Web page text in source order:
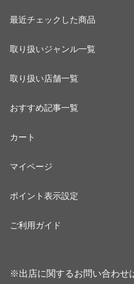
最近チェックした商品
取り扱いジャンル一覧
取り扱い店舗一覧
おすすめ記事一覧
カート
マイページ
ポイント表示設定
ご利用ガイド
※出店に関するお問い合わせ